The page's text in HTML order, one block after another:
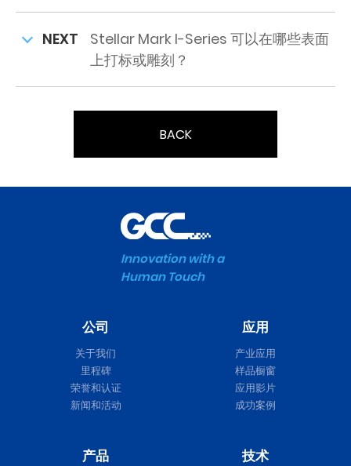
NEXT
Stellar Mark I-Series 可以在哪些表面
上打标或雕刻？
BACK
Innovation with a
Human Touch
公司
关于我们
里程碑
荣誉和认证
新闻和活动
应用
产业应用
样品橱窗
应用影片
成功案例
产品 技术